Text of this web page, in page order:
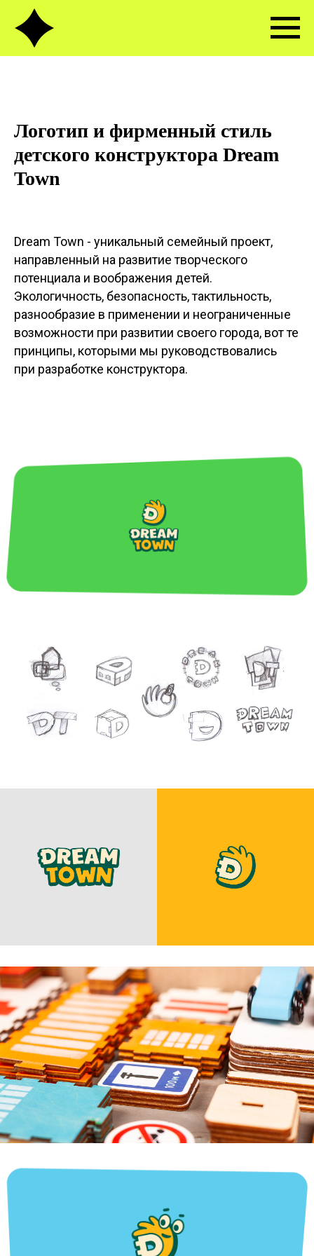
Логотип и фирменный стиль
детского конструктора Dream
Town
Dream Town - уникальный семейный проект,
направленный на развитие творческого
потенциала и воображения детей.
Экологичность, безопасность, тактильность,
разнообразие в применении и неограниченные
возможности при развитии своего города, вот те
принципы, которыми мы руководствовались
при разработке конструктора.
Готовы начать?